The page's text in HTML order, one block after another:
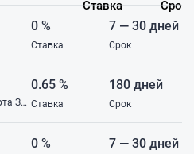
Ставка Срок
0 %
Ставка
7 — 30 дней
Срок
Виртуальная карта Займер
0.65 %
Ставка
180 дней
Срок
0 % 7 — 30 дней